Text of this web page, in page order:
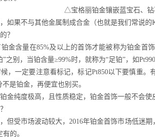
△宝格丽铂金镶嵌蓝宝石、钻
如果不与其他金属制成合金（也就是我们常说的
？
金含量在85%及以上的首饰才能被称为铂金首
之别，当铂含量≥99%时，就称为“足铂”，如Pt990
，一定要注意看标记，标记Pt850以下要慎重。
是铂金，再便宜也别买。
金纯度极高，且性质稳定，铂金首饰一般不会
但受市场波动较大，2016年铂金首饰市场低迷
的。